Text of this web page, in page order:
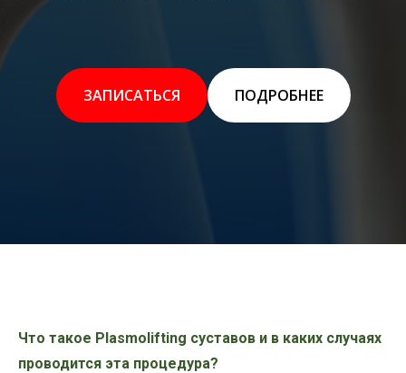
ЗАПИСАТЬСЯ ПОДРОБНЕЕ
Что такое Plasmolifting суставов и в каких случаях
проводится эта процедура?